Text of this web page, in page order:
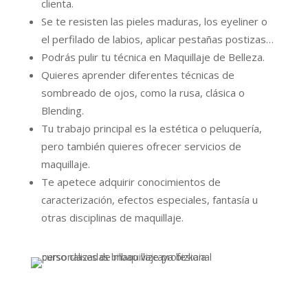
clienta.
Se te resisten las pieles maduras, los eyeliner o
el perfilado de labios, aplicar pestañas postizas…
Podrás pulir tu técnica en Maquillaje de Belleza.
Quieres aprender diferentes técnicas de
sombreado de ojos, como la rusa, clásica o
Blending.
Tu trabajo principal es la estética o peluquería,
pero también quieres ofrecer servicios de
maquillaje.
Te apetece adquirir conocimientos de
caracterización, efectos especiales, fantasía u
otras disciplinas de maquillaje.